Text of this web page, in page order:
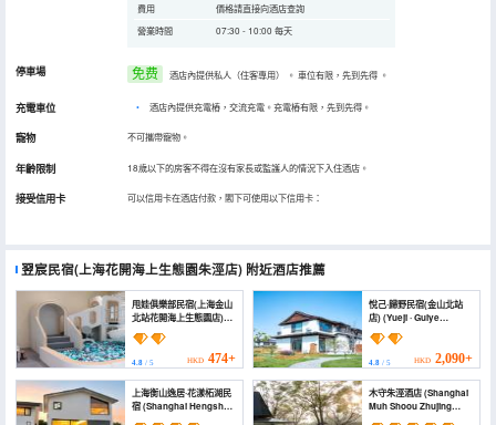
費用
價格請直接向酒店查詢
營業時間
07:30 - 10:00 每天
停車場 免费 酒店內提供私人（住客專用） 。 車位有限，先到先得 。
充電車位 • 酒店內提供充電樁，交流充電。充電樁有限，先到先得。
寵物 不可攜帶寵物。
年齡限制 18歲以下的房客不得在沒有家長或監護人的情況下入住酒店。
接受信用卡 可以信用卡在酒店付款，閣下可使用以下信用卡：
翌宸民宿(上海花開海上生態園朱涇店) 附近酒店推薦
甩娃俱樂部民宿(上海金山
北站花開海上生態園店)
(Shuaiwa Club
Homestay (Shanghai
Jinshan North Station
Huakai Seaside
Ecological Park))
4.8 / 5 HKD 474+
悅己·歸野民宿(金山北站
店) (Yueji · Guiye
Homestay (Jinshan
North Station))
4.8/ 5 HKD 2,090+
上海衡山逸居·花漾柘湖民
宿 (Shanghai Hengshan
木守朱涇酒店 (Shanghai
Muh Shoou Zhujing